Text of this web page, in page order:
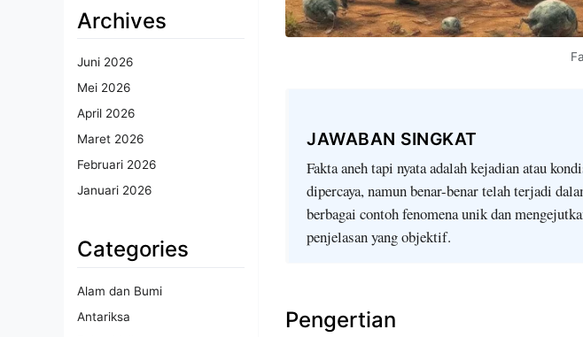
Archives
Juni 2026
Mei 2026
April 2026
Maret 2026
Februari 2026
Januari 2026
Categories
Alam dan Bumi
Antariksa
JAWABAN SINGKAT
Fakta aneh tapi nyata adalah kejadian atau
dipercaya, namun benar-benar telah terjadi
berbagai contoh fenomena unik dan
penjelasan yang objektif.
Pengertian